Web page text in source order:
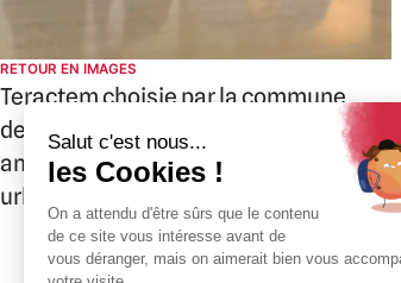
RETOUR EN IMAGES
Teractem choisie par la commune
de Gaillard pour un projet
ambitieux de restructuration
urbaine